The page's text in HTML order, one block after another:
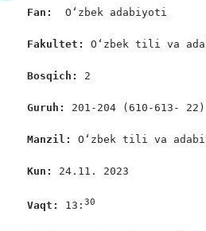
Fan: O‘zbek adabiyoti
Fakultet: O‘zbek tili va
Bosqich: 2
Guruh: 201-204 (610-613- 22)
Manzil: O‘zbek tili va
Kun: 24.11. 2023
Vaqt: 13: 30